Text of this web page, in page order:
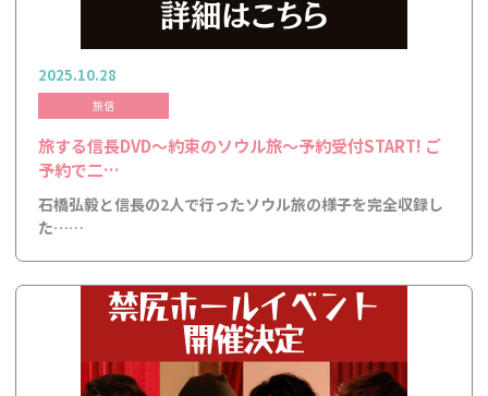
2025.10.28
旅信
旅する信長DVD～約束のソウル旅～予約受付START! ご
予約で二…
石橋弘毅と信長の2人で行ったソウル旅の様子を完全収録し
た……